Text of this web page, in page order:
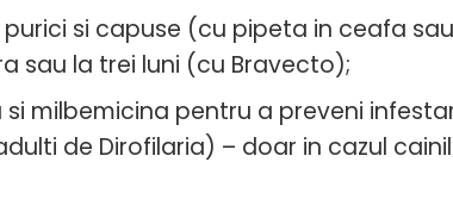
si capuse (cu pipeta in ceafa
sau la trei luni (cu Bravecto);
milbemicina pentru a preveni
de Dirofilaria) – doar in cazul